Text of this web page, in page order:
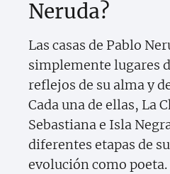
Neruda?
Las casas de Pablo
simplemente lugares
reflejos de su alma y
Cada una de ellas, La
Sebastiana e Isla
diferentes etapas de
evolución como poeta.